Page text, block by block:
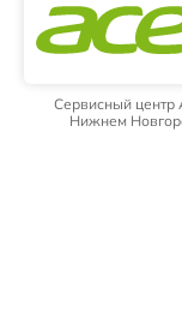
Сервисный центр
Нижнем